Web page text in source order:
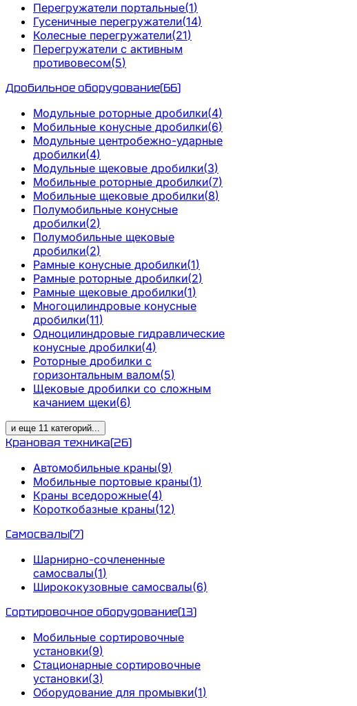
Перегружатели портальные(1)
Гусеничные перегружатели(14)
Колесные перегружатели(21)
Перегружатели с активным
противовесом(5)
Дробильное оборудование(66)
Модульные роторные дробилки(4)
Мобильные конусные дробилки(6)
Модульные центробежно-ударные
дробилки(4)
Модульные щековые дробилки(3)
Мобильные роторные дробилки(7)
Мобильные щековые дробилки(8)
Полумобильные конусные
дробилки(2)
Полумобильные щековые
дробилки(2)
Рамные конусные дробилки(1)
Рамные роторные дробилки(2)
Рамные щековые дробилки(1)
Многоцилиндровые конусные
дробилки(11)
Одноцилиндровые гидравлические
конусные дробилки(4)
Роторные дробилки с
горизонтальным валом(5)
Щековые дробилки со сложным
качанием щеки(6)
и еще 11 категорий...
Крановая техника(26)
Автомобильные краны(9)
Мобильные портовые краны(1)
Краны вседорожные(4)
Короткобазные краны(12)
Самосвалы(7)
Шарнирно-сочлененные
самосвалы(1)
Ширококузовные самосвалы(6)
Сортировочное оборудование(13)
Мобильные сортировочные
установки(9)
Стационарные сортировочные
установки(3)
Оборудование для промывки(1)